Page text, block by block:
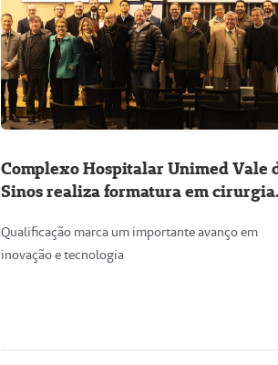
Complexo Hospitalar Unimed Vale
Sinos realiza formatura em cirurgia
Qualificação marca um importante avanço em
inovação e tecnologia